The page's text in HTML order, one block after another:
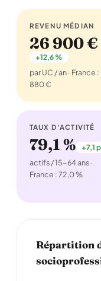
REVENU MÉDIAN
26 900 €
+12,6 %
par UC / an · France
880 €
TAUX D'ACTIVITÉ
79,1 % +7,1
actifs / 15-64 ans ·
France : 72,0 %
Répartition